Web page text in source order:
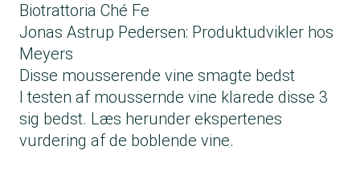
Biotrattoria Ché Fe
Jonas Astrup Pedersen: Produktudvikler hos
Meyers
Disse mousserende vine smagte bedst
I testen af moussernde vine klarede disse 3
sig bedst. Læs herunder ekspertenes
vurdering af de boblende vine.